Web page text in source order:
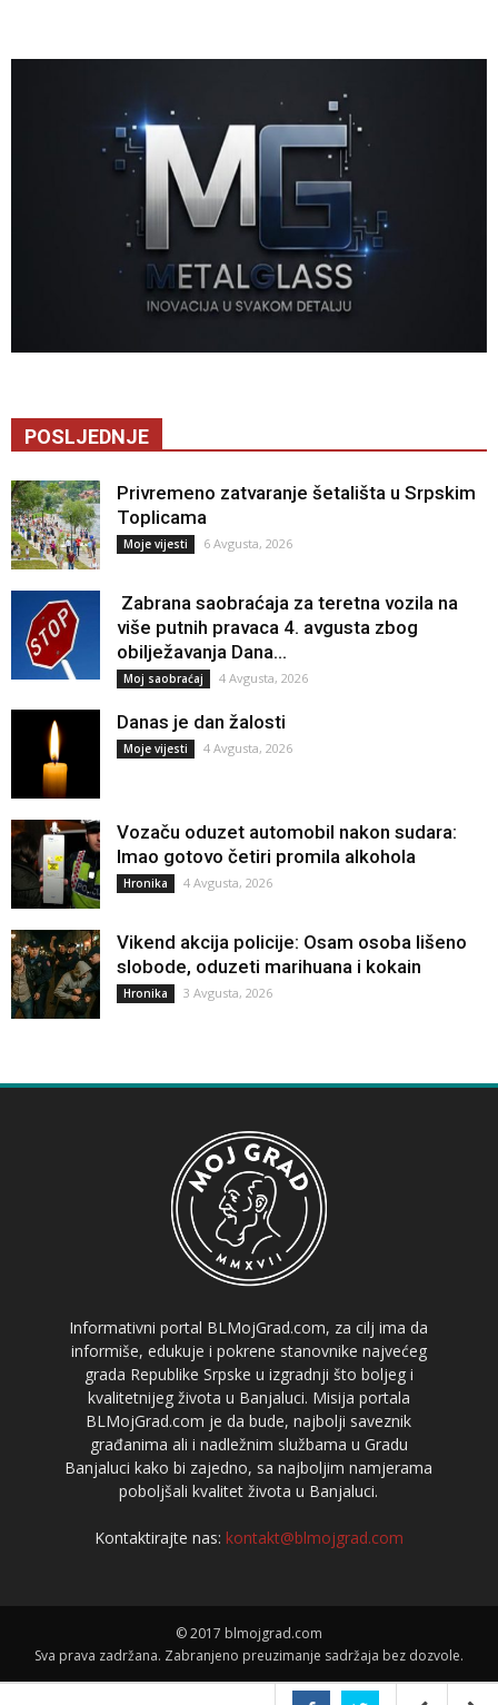
POSLJEDNJE
Privremeno zatvaranje šetališta u Srpskim
Toplicama
Moje vijesti 6 Avgusta, 2026
Zabrana saobraćaja za teretna vozila na
više putnih pravaca 4. avgusta zbog
obilježavanja Dana...
Moj saobraćaj 4 Avgusta, 2026
Danas je dan žalosti
Moje vijesti 4 Avgusta, 2026
Vozaču oduzet automobil nakon sudara:
Imao gotovo četiri promila alkohola
Hronika 4 Avgusta, 2026
Vikend akcija policije: Osam osoba lišeno
slobode, oduzeti marihuana i kokain
Hronika 3 Avgusta, 2026
Informativni portal BLMojGrad.com, za cilj ima da
informiše, edukuje i pokrene stanovnike najvećeg
grada Republike Srpske u izgradnji što boljeg i
kvalitetnijeg života u Banjaluci. Misija portala
BLMojGrad.com je da bude, najbolji saveznik
građanima ali i nadležnim službama u Gradu
Banjaluci kako bi zajedno, sa najboljim namjerama
poboljšali kvalitet života u Banjaluci.
Kontaktirajte nas: kontakt@blmojgrad.com
© 2017 blmojgrad.com
Sva prava zadržana. Zabranjeno preuzimanje sadržaja bez dozvole.